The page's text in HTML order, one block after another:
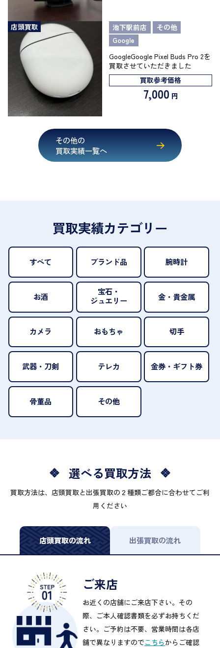
店頭買取 池下駅前店
その他
Google
GoogleGoogle Pixel Buds Pro 2を
買取させていただきました
買取参考価格
7,000 円
その他の
買取実績一覧へ
買取実績カテゴリー
すべて ブランド品 腕時計
お酒
宝石・
ジュエリー
金・貴金属
カメラ おもちゃ 切手
武器・刀剣 テレカ 金券・ギフト券
骨董品 その他
選べる買取方法
買取方法は、店頭買取と出張買取の２種類ご都合に合わせてご利
用ください
店頭買取の流れ 出張買取の流れ
ご来店
お近くの店舗にご来店下さい。その
際、ご本人確認書類を必ずお持ちくだ
さい。ご予約は不要、営業時間は各店
舗で異なりますのでこちらからご確認